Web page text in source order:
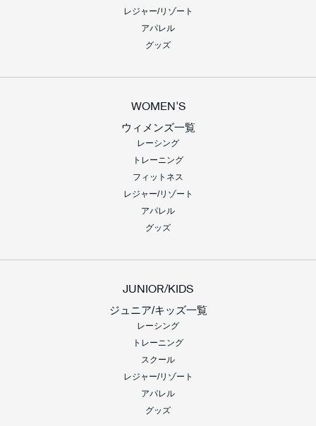
レジャー/リゾート
アパレル
グッズ
WOMEN'S
ウィメンズ一覧
レーシング
トレーニング
フィットネス
レジャー/リゾート
アパレル
グッズ
JUNIOR/KIDS
ジュニア/キッズ一覧
レーシング
トレーニング
スクール
レジャー/リゾート
アパレル
グッズ